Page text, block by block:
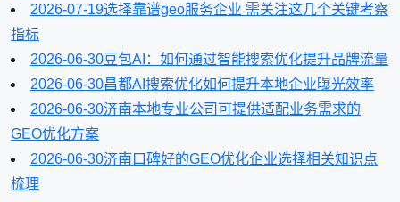
2026-07-19选择靠谱geo服务企业 需关注这几个关键考察
指标
2026-06-30豆包AI：如何通过智能搜索优化提升品牌流量
2026-06-30昌都AI搜索优化如何提升本地企业曝光效率
2026-06-30济南本地专业公司可提供适配业务需求的
GEO优化方案
2026-06-30济南口碑好的GEO优化企业选择相关知识点
梳理